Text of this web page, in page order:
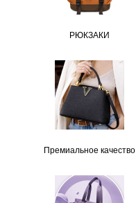
РЮКЗАКИ
Премиальное качество